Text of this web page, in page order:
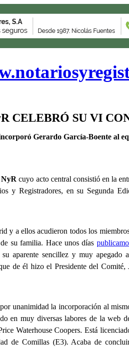
CELEBRÓ SU VI
Gerardo García-Boente al
cuyo acto central consistió en la
y Registradores, en su Segunda
y a ellos acudieron todos los
su familia. Hace unos días
aparente sencillez y muy apegado
de él hizo el Presidente del Comité,
unanimidad la incorporación al
en muy diversas labores de la web
Waterhouse Coopers. Está
de Comillas (E3). Acaba de